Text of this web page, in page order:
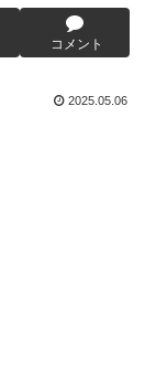
コメント
2025.05.06